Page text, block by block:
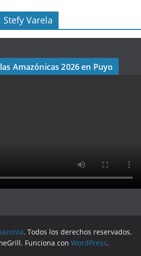
Varela
Amazónicas 2026 en Puyo
. Todos los derechos reservados.
Funciona con WordPress.